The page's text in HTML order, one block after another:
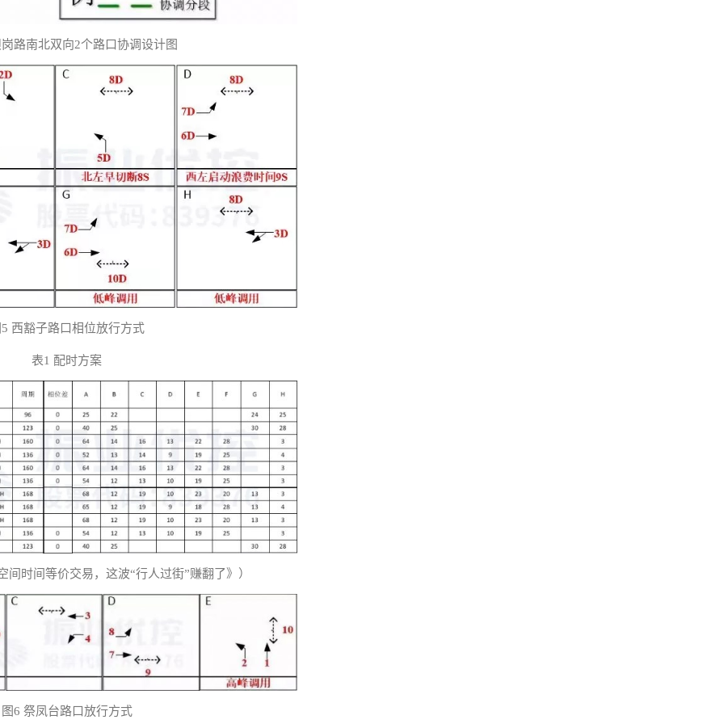
路南北双向2个路口协调设计图
西豁子路口相位放行方式
表1 配时方案
时间等价交易，这波“行人过街”赚翻了》）
图6 祭凤台路口放行方式